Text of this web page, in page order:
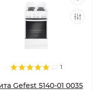
1
Gefest 5140-01 0035